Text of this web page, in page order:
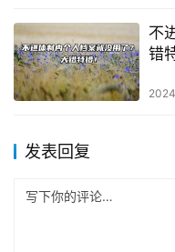
不
错
发表回复